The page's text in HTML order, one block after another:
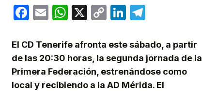
Facebook
EmailWhatsApp
X
CopyLinkedIn
El CD Tenerife afronta este sábado, a partir
de las 20:30 horas, la segunda jornada de la
Primera Federación, estrenándose como
local y recibiendo a la AD Mérida. El